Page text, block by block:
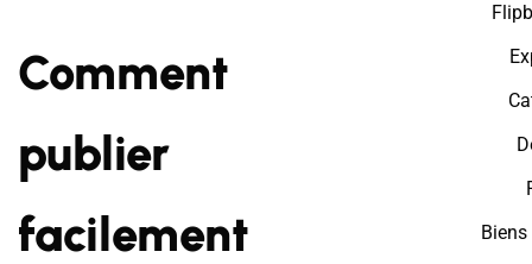
Comment
publier
facilement